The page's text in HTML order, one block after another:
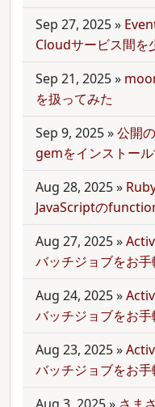
Sep 27, 2025»
Cloudサービス間を
Sep 21, 2025»
を扱ってみた
Sep 9, 2025»公開
gemをインストー
Aug 28, 2025»
JavaScriptの
Aug 27, 2025»
バッチジョブをお
Aug 24, 2025»
バッチジョブをお
Aug 23, 2025»
バッチジョブをお